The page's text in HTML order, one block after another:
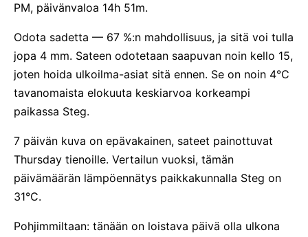
PM, päivänvaloa 14h 51m.
Odota sadetta — 67 %:n mahdollisuus, ja sitä voi tulla
jopa 4 mm. Sateen odotetaan saapuvan noin kello 15,
joten hoida ulkoilma-asiat sitä ennen. Se on noin 4°C
tavanomaista elokuuta keskiarvoa korkeampi
paikassa Steg.
7 päivän kuva on epävakainen, sateet painottuvat
Thursday tienoille. Vertailun vuoksi, tämän
päivämäärän lämpöennätys paikkakunnalla Steg on
31°C.
Pohjimmiltaan: tänään on loistava päivä olla ulkona